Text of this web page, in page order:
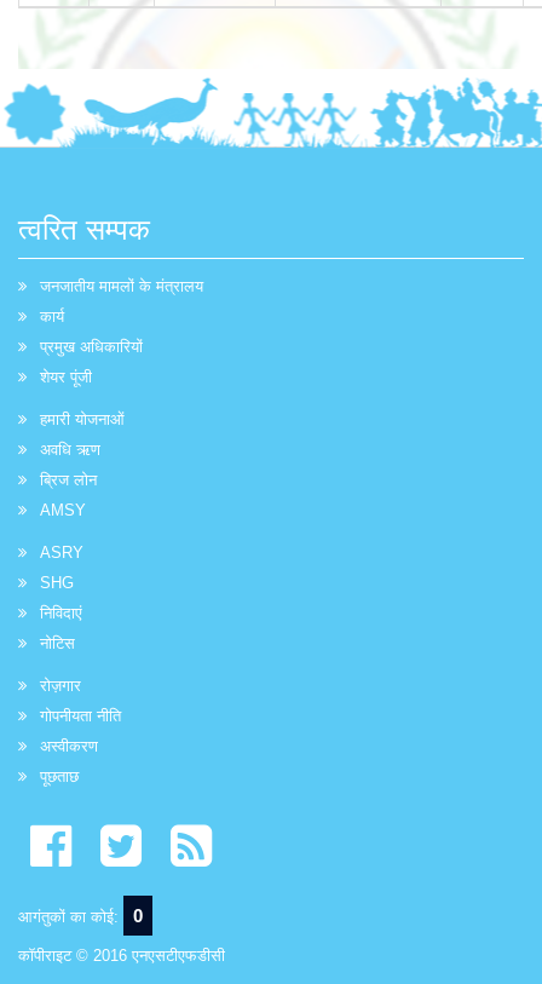
त्वरित सम्पक
जनजातीय मामलों के मंत्रालय
कार्य
प्रमुख अधिकारियों
शेयर पूंजी
हमारी योजनाओं
अवधि ऋण
ब्रिज लोन
AMSY
ASRY
SHG
निविदाएं
नोटिस
रोज़गार
गोपनीयता नीति
अस्वीकरण
पूछताछ
आगंतुकों का कोई: 0
कॉपीराइट © 2016 एनएसटीएफडीसी